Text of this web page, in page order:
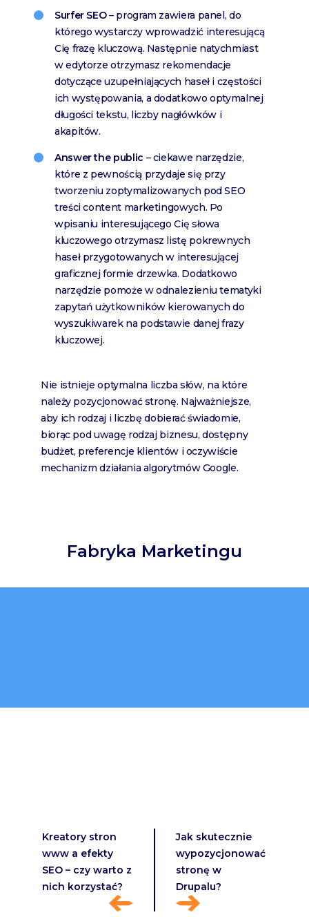
Surfer SEO– program zawiera panel, do
którego wystarczy wprowadzić interesującą
Cię frazę kluczową. Następnie natychmiast
w edytorze otrzymasz rekomendacje
dotyczące uzupełniających haseł i częstości
ich występowania, a dodatkowo optymalnej
długości tekstu, liczby nagłówków i
akapitów.
Answer the public – ciekawe narzędzie,
które z pewnością przydaje się przy
tworzeniu zoptymalizowanych pod SEO
treści content marketingowych. Po
wpisaniu interesującego Cię słowa
kluczowego otrzymasz listę pokrewnych
haseł przygotowanych w interesującej
graficznej formie drzewka. Dodatkowo
narzędzie pomoże w odnalezieniu tematyki
zapytań użytkowników kierowanych do
wyszukiwarek na podstawie danej frazy
kluczowej.
Nie istnieje optymalna liczba słów, na które
należy pozycjonować stronę. Najważniejsze,
aby ich rodzaj i liczbę dobierać świadomie,
biorąc pod uwagę rodzaj biznesu, dostępny
budżet, preferencje klientów i oczywiście
mechanizm działania algorytmów Google.
Fabryka Marketingu
Kreatory stron
www a efekty
SEO – czy warto z
nich korzystać?
Jak skutecznie
wypozycjonować
stronę w
Drupalu?